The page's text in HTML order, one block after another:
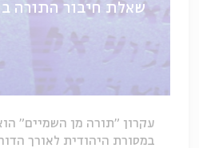
שאלת חיבור התורה
עקרון "תורה מן השמיים"
במסורת היהודית לאורך